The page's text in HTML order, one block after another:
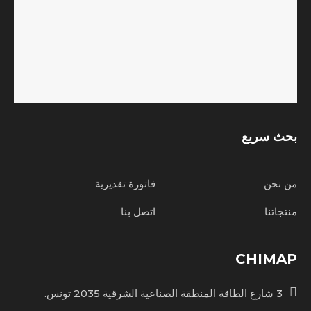
بحث سريع
من نحن فاتورة تقديرية
منتجاتنا اتصل بنا
CHIMAP
3 شارع الطاقة المنطقة الصناعية الشرقية 2035 تونس.